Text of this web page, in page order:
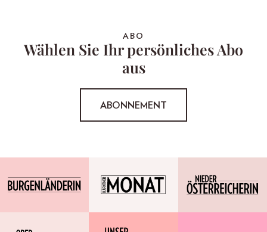
ABO
Wählen Sie Ihr persönliches Abo
aus
ABONNEMENT